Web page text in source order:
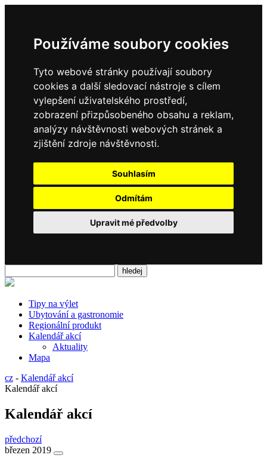
Používáme soubory cookies
Tyto webové stránky používají soubory
cookies a další sledovací nástroje s cílem
vylepšení uživatelského prostředí,
zobrazení přizpůsobeného obsahu a reklam,
analýzy návštěvnosti webových stránek a
zjištění zdroje návštěvnosti.
Souhlasím
Odmítám
Upravit mé předvolby
Tipy na výlet
Ubytování a gastronomie
Regionální produkt
Kalendář akcí
Aktuality
Mapa
cz - Kalendář akcí
Kalendář akcí
Kalendář akcí
předchozí
březen 2019